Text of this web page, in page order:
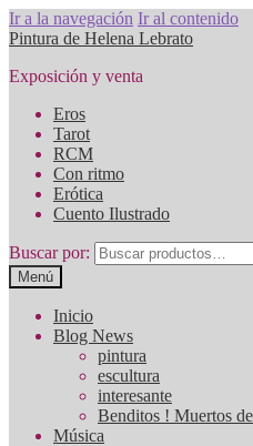
Ir a la navegación Ir al contenido
Pintura de Helena Lebrato
Exposición y venta
Eros
Tarot
RCM
Con ritmo
Erótica
Cuento Ilustrado
Buscar por:
Menú
Inicio
Blog News
pintura
escultura
interesante
Benditos ! Muertos
Música